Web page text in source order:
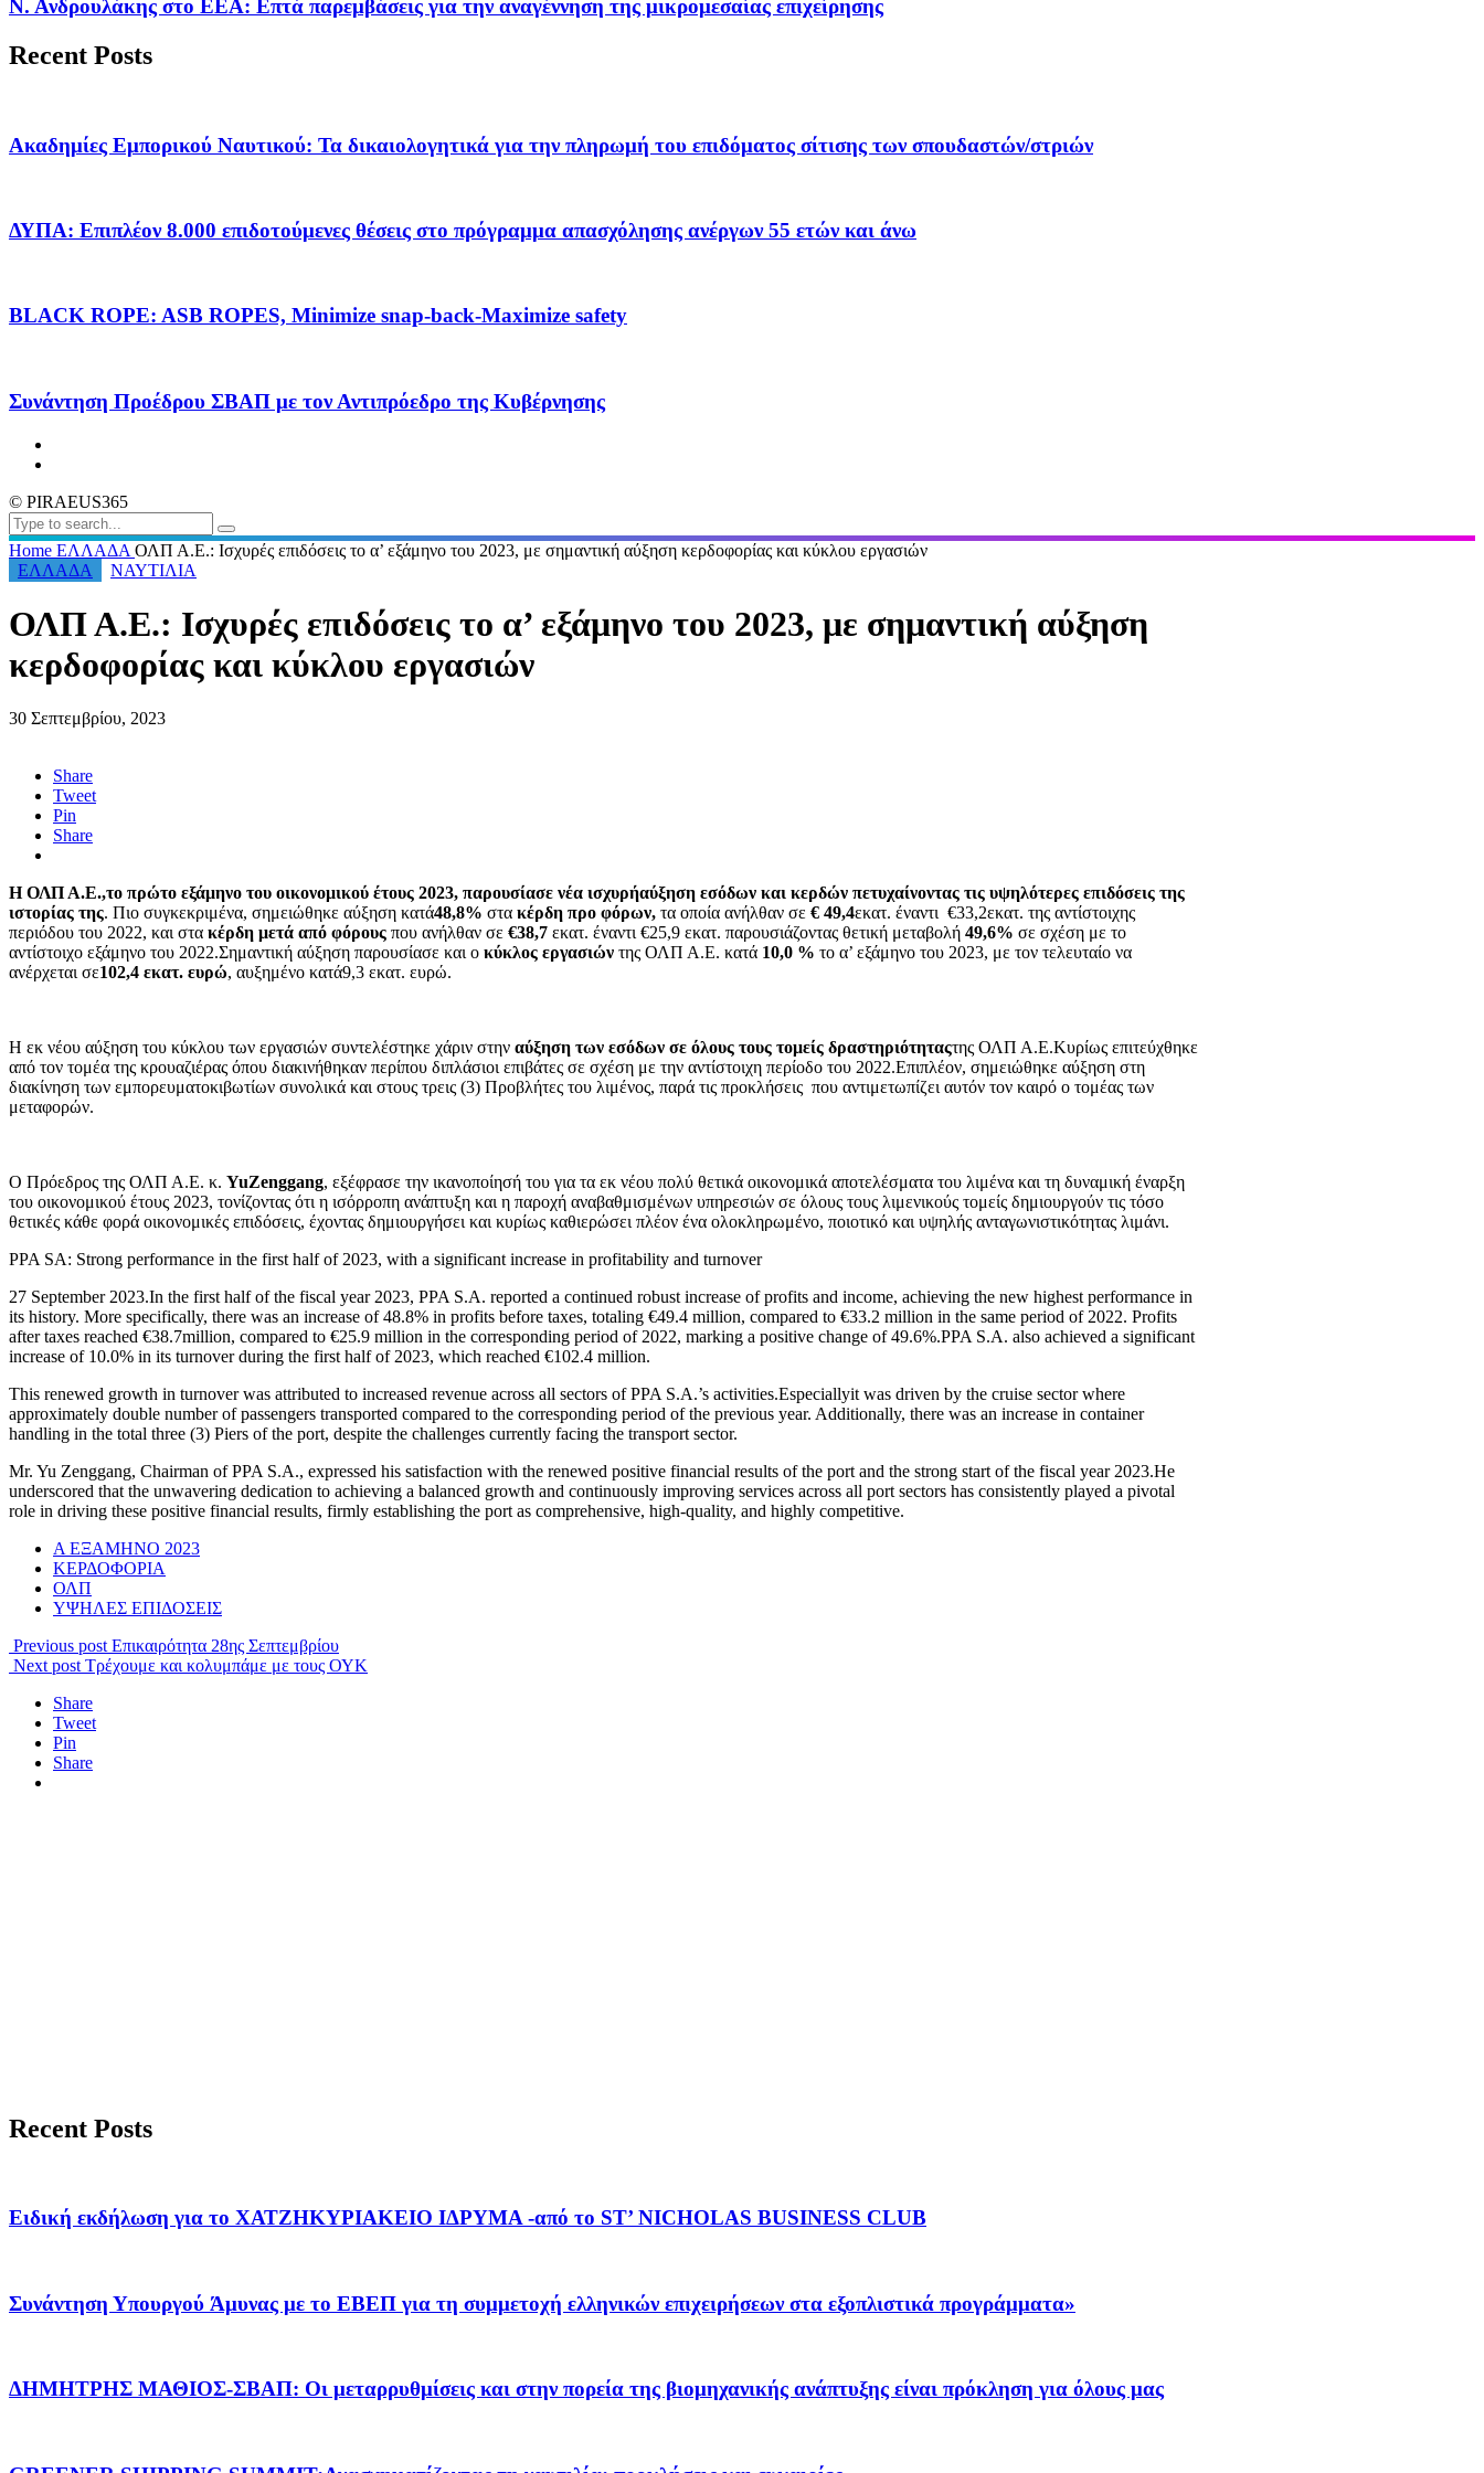
Ν. Ανδρουλάκης στο ΕΕΑ: Επτά παρεμβάσεις για την αναγέννηση της μικρομεσαίας επιχείρησης
Recent Posts
Ακαδημίες Εμπορικού Ναυτικού: Τα δικαιολογητικά για την πληρωμή του επιδόματος σίτισης των σπουδαστών/στριών
ΔΥΠΑ: Επιπλέον 8.000 επιδοτούμενες θέσεις στο πρόγραμμα απασχόλησης ανέργων 55 ετών και άνω
BLACK ROPE: ASB ROPES, Minimize snap-back-Maximize safety
Συνάντηση Προέδρου ΣΒΑΠ με τον Αντιπρόεδρο της Κυβέρνησης
© PIRAEUS365
Home ΕΛΛΑΔΑ ΟΛΠ Α.Ε.: Ισχυρές επιδόσεις το α’ εξάμηνο του 2023, με σημαντική αύξηση κερδοφορίας και κύκλου εργασιών
ΕΛΛΑΔΑ
ΝΑΥΤΙΛΙΑ
ΟΛΠ Α.Ε.: Ισχυρές επιδόσεις το α’ εξάμηνο του 2023, με σημαντική αύξηση
κερδοφορίας και κύκλου εργασιών
30 Σεπτεμβρίου, 2023
Share
Tweet
Pin
Share
Η ΟΛΠ Α.Ε.,το πρώτο εξάμηνο του οικονομικού έτους 2023, παρουσίασε νέα ισχυρήαύξηση εσόδων και κερδών πετυχαίνοντας τις υψηλότερες επιδόσεις της
ιστορίας της. Πιο συγκεκριμένα, σημειώθηκε αύξηση κατά48,8% στα κέρδη προ φόρων, τα οποία ανήλθαν σε € 49,4εκατ. έναντι €33,2εκατ. της αντίστοιχης
περιόδου του 2022, και στα κέρδη μετά από φόρους που ανήλθαν σε €38,7 εκατ. έναντι €25,9 εκατ. παρουσιάζοντας θετική μεταβολή 49,6% σε σχέση με το
αντίστοιχο εξάμηνο του 2022.Σημαντική αύξηση παρουσίασε και ο κύκλος εργασιών της ΟΛΠ Α.Ε. κατά 10,0 % το α’ εξάμηνο του 2023, με τον τελευταίο να
ανέρχεται σε102,4 εκατ. ευρώ, αυξημένο κατά9,3 εκατ. ευρώ.
Η εκ νέου αύξηση του κύκλου των εργασιών συντελέστηκε χάριν στην αύξηση των εσόδων σε όλους τους τομείς δραστηριότηταςτης ΟΛΠ Α.Ε.Κυρίως επιτεύχθηκε
από τον τομέα της κρουαζιέρας όπου διακινήθηκαν περίπου διπλάσιοι επιβάτες σε σχέση με την αντίστοιχη περίοδο του 2022.Επιπλέον, σημειώθηκε αύξηση στη
διακίνηση των εμπορευματοκιβωτίων συνολικά και στους τρεις (3) Προβλήτες του λιμένος, παρά τις προκλήσεις που αντιμετωπίζει αυτόν τον καιρό ο τομέας των
μεταφορών.
Ο Πρόεδρος της ΟΛΠ Α.Ε. κ. YuZenggang, εξέφρασε την ικανοποίησή του για τα εκ νέου πολύ θετικά οικονομικά αποτελέσματα του λιμένα και τη δυναμική έναρξη
του οικονομικού έτους 2023, τονίζοντας ότι η ισόρροπη ανάπτυξη και η παροχή αναβαθμισμένων υπηρεσιών σε όλους τους λιμενικούς τομείς δημιουργούν τις τόσο
θετικές κάθε φορά οικονομικές επιδόσεις, έχοντας δημιουργήσει και κυρίως καθιερώσει πλέον ένα ολοκληρωμένο, ποιοτικό και υψηλής ανταγωνιστικότητας λιμάνι.
PPA SA: Strong performance in the first half of 2023, with a significant increase in profitability and turnover
27 September 2023.In the first half of the fiscal year 2023, PPA S.A. reported a continued robust increase of profits and income, achieving the new highest performance in
its history. More specifically, there was an increase of 48.8% in profits before taxes, totaling €49.4 million, compared to €33.2 million in the same period of 2022. Profits
after taxes reached €38.7million, compared to €25.9 million in the corresponding period of 2022, marking a positive change of 49.6%.PPA S.A. also achieved a significant
increase of 10.0% in its turnover during the first half of 2023, which reached €102.4 million.
This renewed growth in turnover was attributed to increased revenue across all sectors of PPA S.A.’s activities.Especiallyit was driven by the cruise sector where
approximately double number of passengers transported compared to the corresponding period of the previous year. Additionally, there was an increase in container
handling in the total three (3) Piers of the port, despite the challenges currently facing the transport sector.
Mr. Yu Zenggang, Chairman of PPA S.A., expressed his satisfaction with the renewed positive financial results of the port and the strong start of the fiscal year 2023.He
underscored that the unwavering dedication to achieving a balanced growth and continuously improving services across all port sectors has consistently played a pivotal
role in driving these positive financial results, firmly establishing the port as comprehensive, high-quality, and highly competitive.
Α ΕΞΑΜΗΝΟ 2023
ΚΕΡΔΟΦΟΡΙΑ
ΟΛΠ
ΥΨΗΛΕΣ ΕΠΙΔΟΣΕΙΣ
Previous post Επικαιρότητα 28ης Σεπτεμβρίου
Next post Τρέχουμε και κολυμπάμε με τους ΟΥΚ
Share
Tweet
Pin
Share
Recent Posts
Ειδική εκδήλωση για το ΧΑΤΖΗΚΥΡΙΑΚΕΙΟ ΙΔΡΥΜΑ -από το ST’ NICHOLAS BUSINESS CLUB
Συνάντηση Υπουργού Άμυνας με το ΕΒΕΠ για τη συμμετοχή ελληνικών επιχειρήσεων στα εξοπλιστικά προγράμματα»
ΔΗΜΗΤΡΗΣ ΜΑΘΙΟΣ-ΣΒΑΠ: Οι μεταρρυθμίσεις και στην πορεία της βιομηχανικής ανάπτυξης είναι πρόκληση για όλους μας